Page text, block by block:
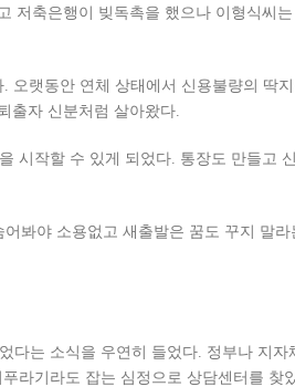
저축은행이 빚독촉을 했으나 이형식씨
오랫동안 연체 상태에서 신용불량의 딱
출자 신분처럼 살아왔다.
시작할 수 있게 되었다. 통장도 만들고
봐야 소용없고 새출발은 꿈도 꾸지 말라
다는 소식을 우연히 들었다. 정부나 지자
라기라도 잡는 심정으로 상담센터를 찾